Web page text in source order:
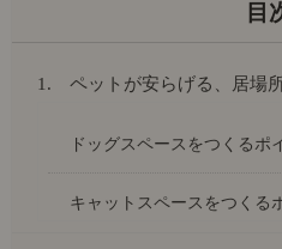
1. ペットが安らげる、居場
ドッグスペースをつくるポ
キャットスペースをつくる